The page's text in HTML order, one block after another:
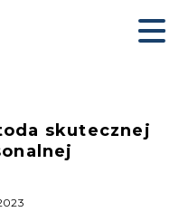
skutecznej